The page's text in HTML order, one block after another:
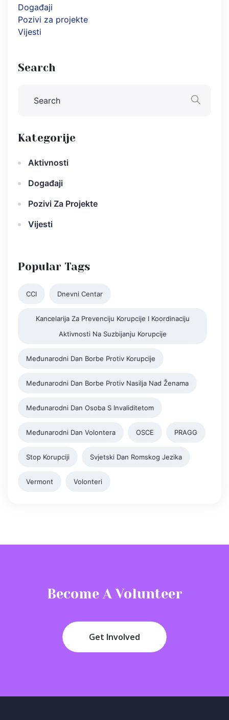
Događaji
Pozivi za projekte
Vijesti
Search
Kategorije
Aktivnosti
Događaji
Pozivi Za Projekte
Vijesti
Popular Tags
CCI Dnevni Centar
Kancelarija Za Prevenciju Korupcije I Koordinaciju
Aktivnosti Na Suzbijanju Korupcije
Međunarodni Dan Borbe Protiv Korupcije
Međunarodni Dan Borbe Protiv Nasilja Nad Ženama
Međunarodni Dan Osoba S Invaliditetom
Međunarodni Dan Volontera OSCE PRAGG
Stop Korupciji Svjetski Dan Romskog Jezika
Vermont Volonteri
Become A Volunteer
Get Involved